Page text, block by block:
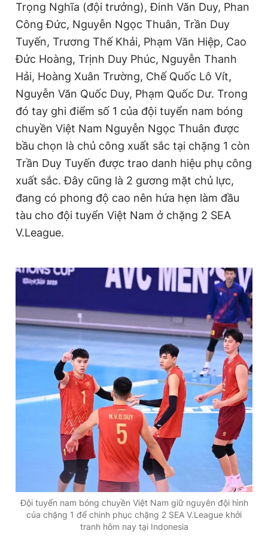
Trọng Nghĩa (đội trưởng), Đinh Văn Duy, Phan
Công Đức, Nguyễn Ngọc Thuân, Trần Duy
Tuyến, Trương Thế Khải, Phạm Văn Hiệp, Cao
Đức Hoàng, Trịnh Duy Phúc, Nguyễn Thanh
Hải, Hoàng Xuân Trường, Chế Quốc Lô Vít,
Nguyễn Văn Quốc Duy, Phạm Quốc Dư. Trong
đó tay ghi điểm số 1 của đội tuyển nam bóng
chuyền Việt Nam Nguyễn Ngọc Thuân được
bầu chọn là chủ công xuất sắc tại chặng 1 còn
Trần Duy Tuyến được trao danh hiệu phụ công
xuất sắc. Đây cũng là 2 gương mặt chủ lực,
đang có phong độ cao nên hứa hẹn làm đầu
tàu cho đội tuyển Việt Nam ở chặng 2 SEA
V.League.
Đội tuyển nam bóng chuyền Việt Nam giữ nguyên đội hình
của chặng 1 để chinh phục chặng 2 SEA V.League khởi
tranh hôm nay tại Indonesia